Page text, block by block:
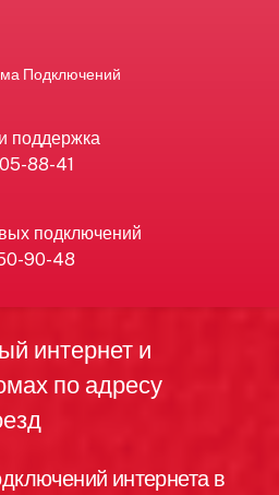
Подключений
поддержка
88-41
подключений
90-48
и
в Москве
интернет и
по адресу
интернета в